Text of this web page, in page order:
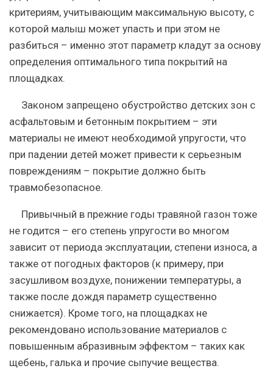
критериям, учитывающим максимальную высоту, с
которой малыш может упасть и при этом не
разбиться – именно этот параметр кладут за основу
определения оптимального типа покрытий на
площадках.
Законом запрещено обустройство детских зон с
асфальтовым и бетонным покрытием – эти
материалы не имеют необходимой упругости, что
при падении детей может привести к серьезным
повреждениям – покрытие должно быть
травмобезопасное.
Привычный в прежние годы травяной газон тоже
не годится – его степень упругости во многом
зависит от периода эксплуатации, степени износа, а
также от погодных факторов (к примеру, при
засушливом воздухе, понижении температуры, а
также после дождя параметр существенно
снижается). Кроме того, на площадках не
рекомендовано использование материалов с
повышенным абразивным эффектом – таких как
щебень, галька и прочие сыпучие вещества.